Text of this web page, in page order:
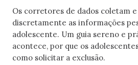
Os corretores de dados coletam
discretamente as informações
adolescente. Um guia sereno e
acontece, por que os
como solicitar a exclusão.